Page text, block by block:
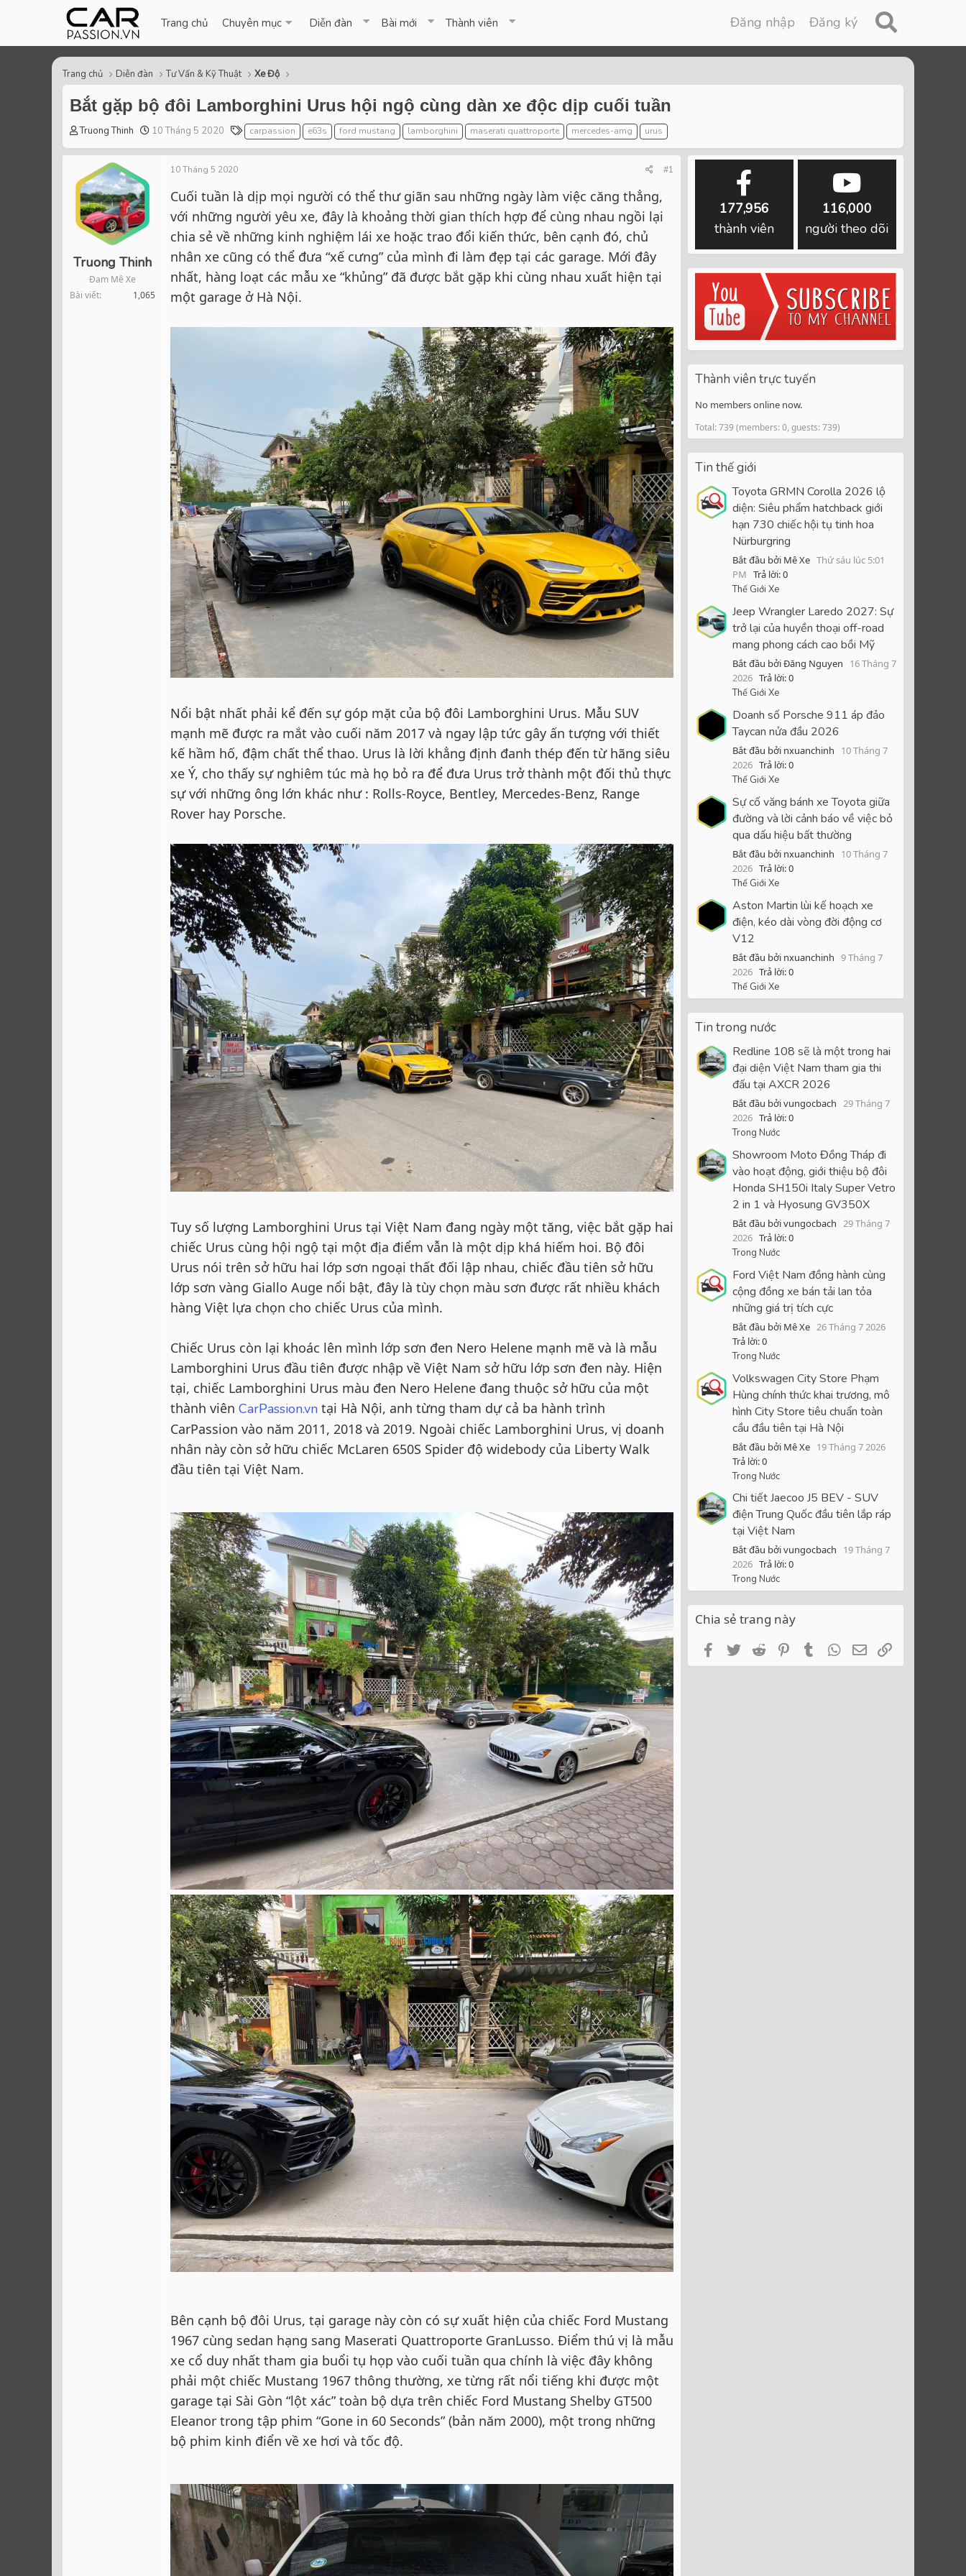
Trang chủ Chuyên mục Diễn đàn Bài mới Thành viên Đăng nhập Đăng ký
Trang chủ Diễn đàn Tư Vấn & Kỹ Thuật Xe Độ
Bắt gặp bộ đôi Lamborghini Urus hội ngộ cùng dàn xe độc dịp cuối tuần
T
r
a
d
s
t
r
r
Truong Thinh
S
a
10 Tháng 5 2020
T
a
g
carpassion e63s ford mustang lamborghini maserati quattroporte mercedes-amg urus
Truong Thinh
Đam Mê Xe
Bài viết
1,065
10 Tháng 5 2020 #1
Cuối tuần là dịp mọi người có thể thư giãn sau những ngày làm việc căng thẳng,
với những người yêu xe, đây là khoảng thời gian thích hợp để cùng nhau ngồi lại
chia sẻ về những kinh nghiệm lái xe hoặc trao đổi kiến thức, bên cạnh đó, chủ
nhân xe cũng có thể đưa “xế cưng” của mình đi làm đẹp tại các garage. Mới đây
nhất, hàng loạt các mẫu xe “khủng” đã được bắt gặp khi cùng nhau xuất hiện tại
một garage ở Hà Nội.
Nổi bật nhất phải kể đến sự góp mặt của bộ đôi Lamborghini Urus. Mẫu SUV
mạnh mẽ được ra mắt vào cuối năm 2017 và ngay lập tức gây ấn tượng với thiết
kế hầm hố, đậm chất thể thao. Urus là lời khẳng định đanh thép đến từ hãng siêu
xe Ý, cho thấy sự nghiêm túc mà họ bỏ ra để đưa Urus trở thành một đối thủ thực
sự với những ông lớn khác như : Rolls-Royce, Bentley, Mercedes-Benz, Range
Rover hay Porsche.
Tuy số lượng Lamborghini Urus tại Việt Nam đang ngày một tăng, việc bắt gặp hai
chiếc Urus cùng hội ngộ tại một địa điểm vẫn là một dịp khá hiếm hoi. Bộ đôi
Urus nói trên sở hữu hai lớp sơn ngoại thất đối lập nhau, chiếc đầu tiên sở hữu
lớp sơn vàng Giallo Auge nổi bật, đây là tùy chọn màu sơn được rất nhiều khách
hàng Việt lựa chọn cho chiếc Urus của mình.
Chiếc Urus còn lại khoác lên mình lớp sơn đen Nero Helene mạnh mẽ và là mẫu
Lamborghini Urus đầu tiên được nhập về Việt Nam sở hữu lớp sơn đen này. Hiện
tại, chiếc Lamborghini Urus màu đen Nero Helene đang thuộc sở hữu của một
thành viên CarPassion.vn tại Hà Nội, anh từng tham dự cả ba hành trình
CarPassion vào năm 2011, 2018 và 2019. Ngoài chiếc Lamborghini Urus, vị doanh
nhân này còn sở hữu chiếc McLaren 650S Spider độ widebody của Liberty Walk
đầu tiên tại Việt Nam.
Bên cạnh bộ đôi Urus, tại garage này còn có sự xuất hiện của chiếc Ford Mustang
1967 cùng sedan hạng sang Maserati Quattroporte GranLusso. Điểm thú vị là mẫu
xe cổ duy nhất tham gia buổi tụ họp vào cuối tuần qua chính là việc đây không
phải một chiếc Mustang 1967 thông thường, xe từng rất nổi tiếng khi được một
garage tại Sài Gòn “lột xác” toàn bộ dựa trên chiếc Ford Mustang Shelby GT500
Eleanor trong tập phim “Gone in 60 Seconds” (bản năm 2000), một trong những
bộ phim kinh điển về xe hơi và tốc độ.
177,956
thành viên
116,000
người theo dõi
Thành viên trực tuyến
No members online now.
Total: 739 (members: 0, guests: 739)
Tin thế giới
Toyota GRMN Corolla 2026 lộ
diện: Siêu phẩm hatchback giới
hạn 730 chiếc hội tụ tinh hoa
Nürburgring
Bắt đầu bởi Mê Xe Thứ sáu lúc 5:01
PM Trả lời: 0
Thế Giới Xe
Jeep Wrangler Laredo 2027: Sự
trở lại của huyền thoại off-road
mang phong cách cao bồi Mỹ
Bắt đầu bởi Đăng Nguyen
16 Tháng 7
2026 Trả lời: 0
Thế Giới Xe
Doanh số Porsche 911 áp đảo
Taycan nửa đầu 2026
Bắt đầu bởi nxuanchinh
10 Tháng 7
2026 Trả lời: 0
Thế Giới Xe
Sự cố văng bánh xe Toyota giữa
đường và lời cảnh báo về việc bỏ
qua dấu hiệu bất thường
Bắt đầu bởi nxuanchinh
10 Tháng 7
2026 Trả lời: 0
Thế Giới Xe
Aston Martin lùi kế hoạch xe
điện, kéo dài vòng đời động cơ
V12
Bắt đầu bởi nxuanchinh 9 Tháng 7
2026 Trả lời: 0
Thế Giới Xe
Tin trong nước
Redline 108 sẽ là một trong hai
đại diện Việt Nam tham gia thi
đấu tại AXCR 2026
Bắt đầu bởi vungocbach 29 Tháng 7
2026 Trả lời: 0
Trong Nước
Showroom Moto Đồng Tháp đi
vào hoạt động, giới thiệu bộ đôi
Honda SH150i Italy Super Vetro
2 in 1 và Hyosung GV350X
Bắt đầu bởi vungocbach 29 Tháng 7
2026 Trả lời: 0
Trong Nước
Ford Việt Nam đồng hành cùng
cộng đồng xe bán tải lan tỏa
những giá trị tích cực
Bắt đầu bởi Mê Xe 26 Tháng 7 2026
Trả lời: 0
Trong Nước
Volkswagen City Store Phạm
Hùng chính thức khai trương, mô
hình City Store tiêu chuẩn toàn
cầu đầu tiên tại Hà Nội
Bắt đầu bởi Mê Xe 19 Tháng 7 2026
Trả lời: 0
Trong Nước
Chi tiết Jaecoo J5 BEV - SUV
điện Trung Quốc đầu tiên lắp ráp
tại Việt Nam
Bắt đầu bởi vungocbach
19 Tháng 7
2026 Trả lời: 0
Trong Nước
Chia sẻ trang này
FacebookTwitterRedditPinterestTumblrWhatsApp
Email